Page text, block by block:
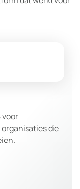
voor
die